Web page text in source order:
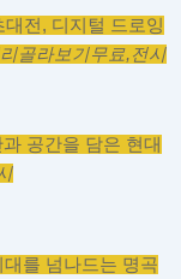
대전, 디지털 드로잉
골라보기무료,전시
공간을 담은 현대
대를 넘나드는 명곡